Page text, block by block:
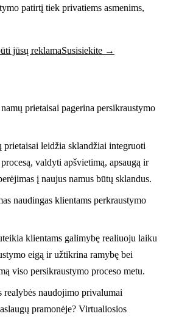
patirtį tiek privatiems asmenims,
jūsų reklamaSusisiekite →
prietaisai pagerina persikraustymo
prietaisai leidžia sklandžiai integruoti
valdyti apšvietimą, apsaugą ir
į naujus namus būtų sklandus.
naudingas klientams perkraustymo
klientams galimybę realiuoju laiku
eigą ir užtikrina ramybę bei
viso persikraustymo proceso metu.
naudojimo privalumai
pramonėje? Virtualiosios